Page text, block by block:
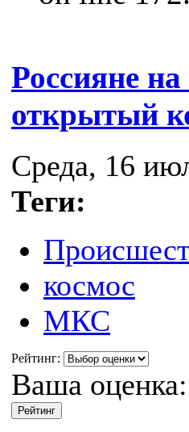
Россияне
открытый
Среда, 16
Теги:
космос
МКС
Рейтинг:
Ваша оценка: